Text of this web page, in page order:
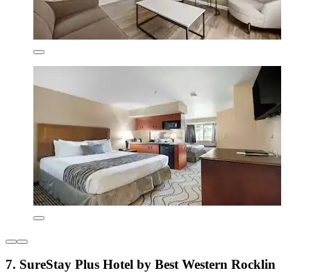
7. SureStay Plus Hotel by Best Western Rocklin